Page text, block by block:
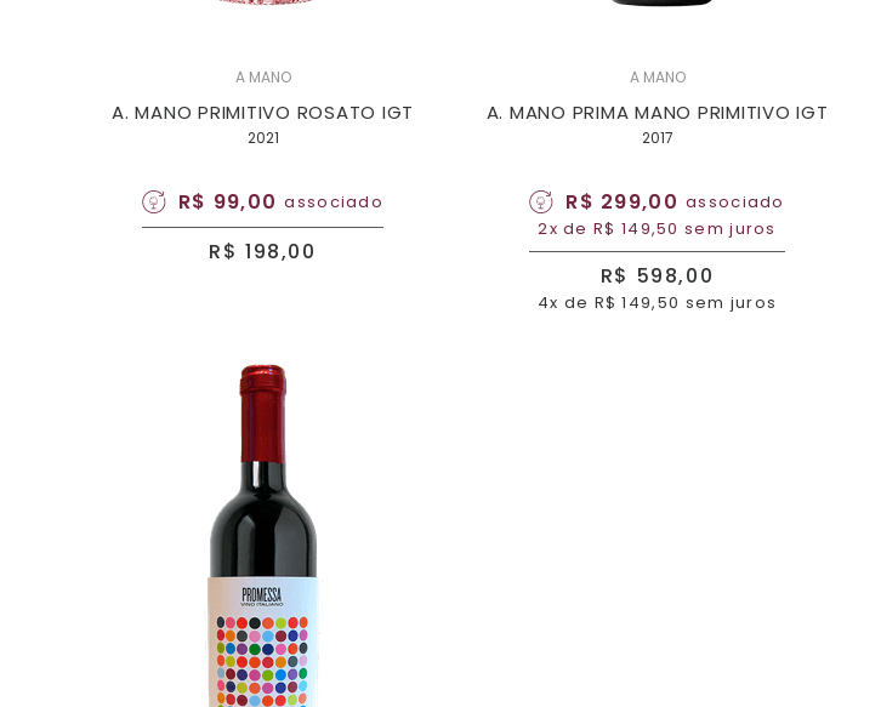
A MANO
A. MANO PRIMITIVO ROSATO IGT
2021
R$ 99,00 associado
R$ 198,00
A MANO
A. MANO PRIMA MANO PRIMITIVO IGT
2017
R$ 299,00 associado
2x de R$ 149,50 sem juros
R$ 598,00
4x de R$ 149,50 sem juros